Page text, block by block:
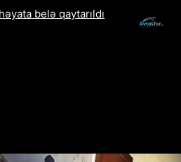
belə qaytarıldı